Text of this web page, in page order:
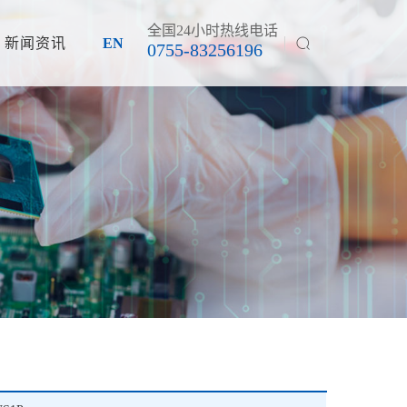
EN
全国24小时热线电话
0755-83256196
新闻资讯